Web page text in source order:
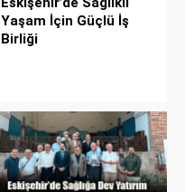
Yaşam İçin Güçlü İş
Birliği